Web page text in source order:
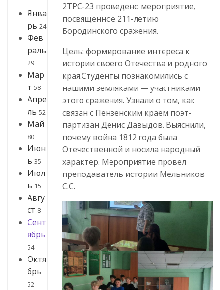
Янва
рь 24
Фев
раль
29
Мар
т 58
Апре
ль 52
Май
80
Июн
ь 35
Июл
ь 15
Авгу
ст 8
Сент
ябрь
54
Октя
брь
52
2ТРС-23 проведено мероприятие,
посвященное 211-летию
Бородинского сражения.
Цель: формирование интереса к
истории своего Отечества и родного
края.Студенты познакомились с
нашими земляками — участниками
этого сражения. Узнали о том, как
связан с Пензенским краем поэт-
партизан Денис Давыдов. Выяснили,
почему война 1812 года была
Отечественной и носила народный
характер. Мероприятие провел
преподаватель истории Мельников
С.С.